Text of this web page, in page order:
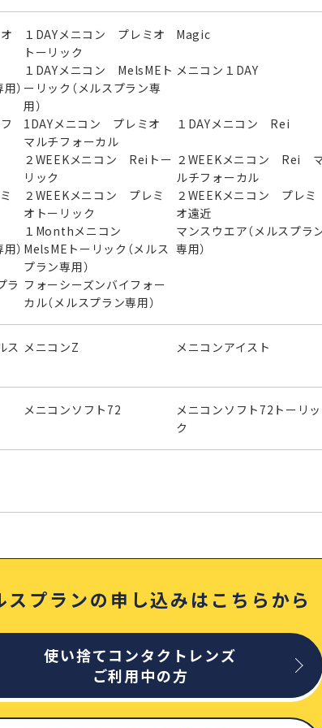
１DAYメニコン プレミオ
トーリック
Magic
）
１DAYメニコン MelsMEト
ーリック（メルスプラン専
用）
メニコン１DAY
1DAYメニコン プレミオ
マルチフォーカル
１DAYメニコン Rei
２WEEKメニコン Reiトー
リック
２WEEKメニコン Rei
ルチフォーカル
２WEEKメニコン プレミ
オトーリック
２WEEKメニコン プレミ
オ遠近
）
１Monthメニコン
MelsMEトーリック（メルス
プラン専用）
マンスウエア（メルスプラ
専用）
ラ フォーシーズンバイフォー
カル（メルスプラン専用）
ス メニコンZ メニコンアイスト
メニコンソフト72
メニコンソフト72トーリッ
ク
スプランの申し込みはこちらから
使い捨てコンタクトレンズ
ご利用中の方